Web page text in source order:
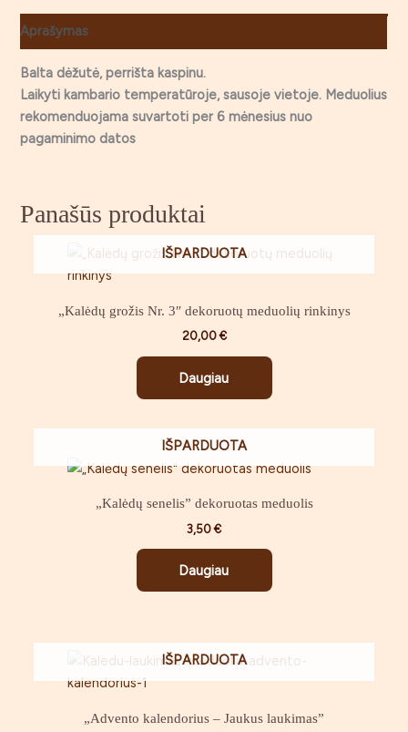
Aprašymas
Balta dėžutė, perrišta kaspinu.
Laikyti kambario temperatūroje, sausoje vietoje. Meduolius
rekomenduojama suvartoti per 6 mėnesius nuo
pagaminimo datos
Panašūs produktai
IŠPARDUOTA
„Kalėdų grožis Nr. 3″ dekoruotų meduolių rinkinys
20,00€
Daugiau
IŠPARDUOTA
„Kalėdų senelis” dekoruotas meduolis
3,50€
Daugiau
IŠPARDUOTA
„Advento kalendorius – Jaukus laukimas”